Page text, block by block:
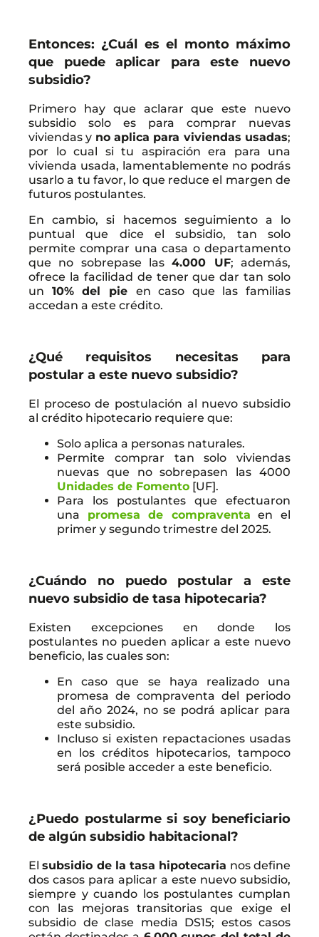
Entonces: ¿Cuál es el monto máximo
que puede aplicar para este nuevo
subsidio?
Primero hay que aclarar que este nuevo
subsidio solo es para comprar nuevas
viviendas y no aplica para viviendas usadas;
por lo cual si tu aspiración era para una
vivienda usada, lamentablemente no podrás
usarlo a tu favor, lo que reduce el margen de
futuros postulantes.
En cambio, si hacemos seguimiento a lo
puntual que dice el subsidio, tan solo
permite comprar una casa o departamento
que no sobrepase las4.000 UF; además,
ofrece la facilidad de tener que dar tan solo
un 10% del pie en caso que las familias
accedan a este crédito.
¿Qué requisitos necesitas para
postular a este nuevo subsidio?
El proceso de postulación al nuevo subsidio
al crédito hipotecario requiere que:
Solo aplica a personas naturales.
Permite comprar tan solo viviendas
nuevas que no sobrepasen las 4000
Unidades de Fomento [UF].
Para los postulantes que efectuaron
una promesa de compraventa en el
primer y segundo trimestre del 2025.
¿Cuándo no puedo postular a este
nuevo subsidio de tasa hipotecaria?
Existen excepciones en donde los
postulantes no pueden aplicar a este nuevo
beneficio, las cuales son:
En caso que se haya realizado una
promesa de compraventa del periodo
del año 2024, no se podrá aplicar para
este subsidio.
Incluso si existen repactaciones usadas
en los créditos hipotecarios, tampoco
será posible acceder a este beneficio.
¿Puedo postularme si soy beneficiario
de algún subsidio habitacional?
Elsubsidio de la tasa hipotecaria nos define
dos casos para aplicar a este nuevo subsidio,
siempre y cuando los postulantes cumplan
con las mejoras transitorias que exige el
subsidio de clase media DS15; estos casos